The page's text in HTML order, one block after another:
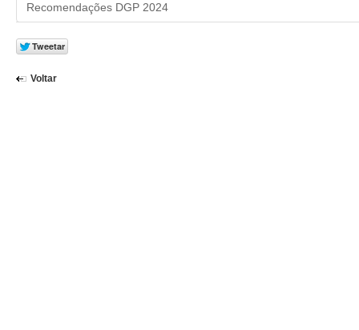
Recomendações DGP 2024
Voltar